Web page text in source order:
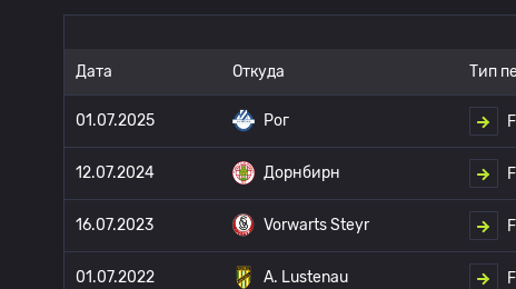
Дата Откуда Тип
01.07.2025 Рог
12.07.2024 Дорнбирн
16.07.2023 Vorwarts Steyr
01.07.2022 A. Lustenau